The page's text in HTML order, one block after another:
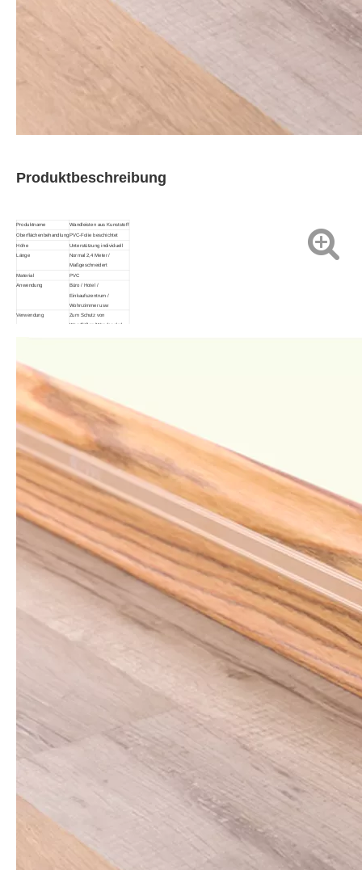
Produktbeschreibung
Produktname Wandleisten aus Kunststoff
OberflächenbehandlungPVC-Folie beschichtet
Höhe
Unterstützung individuell
Länge
Normal 2,4 Meter /
Maßgeschneidert
Material
PVC
Anwendung
Büro / Hotel /
Einkaufszentrum /
Wohnzimmer usw
Verwendung Zum Schutz von
Wandfüßen/Wandsockel
Anmerkung
individuell angepasst
werden